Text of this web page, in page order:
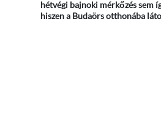
hétvégi bajnoki mérkőzés sem
hiszen a Budaörs otthonába